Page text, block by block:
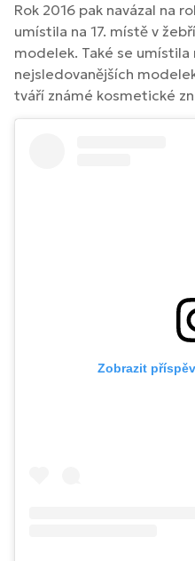
Rok 2016 pak navázal na
umístila na 17. místě v
modelek. Také se umístila
nejsledovanějších
tváří známé kosmetické
Zobrazit